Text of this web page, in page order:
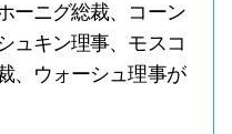
ーニグ総裁、コーン
ュキン理事、モスコ
、ウォーシュ理事が